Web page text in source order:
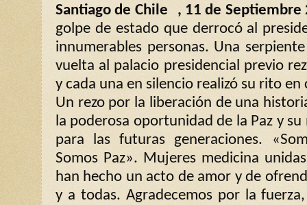
Santiago de Chile , 11 de
golpe de estado que derrocó al
innumerables personas. Una
vuelta al palacio presidencial previo
y cada una en silencio realizó su rito en
Un rezo por la liberación de una
la poderosa oportunidad de la Paz y
para las futuras generaciones.
Somos Paz». Mujeres medicina
han hecho un acto de amor y de
y a todas. Agradecemos por la